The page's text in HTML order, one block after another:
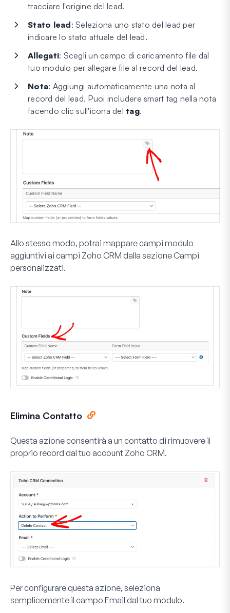
tracciare l'origine del lead.
Stato lead: Seleziona uno stato del lead per
indicare lo stato attuale del lead.
Allegati: Scegli un campo di caricamento file dal
tuo modulo per allegare file al record del lead.
Nota: Aggiungi automaticamente una nota al
record del lead. Puoi includere smart tag nella nota
facendo clic sull'icona del tag.
Allo stesso modo, potrai mappare campi modulo
aggiuntivi ai campi Zoho CRM dalla sezione Campi
personalizzati.
Elimina Contatto
Questa azione consentirà a un contatto di rimuovere il
proprio record dal tuo account Zoho CRM.
Per configurare questa azione, seleziona
semplicemente il campo Email dal tuo modulo.